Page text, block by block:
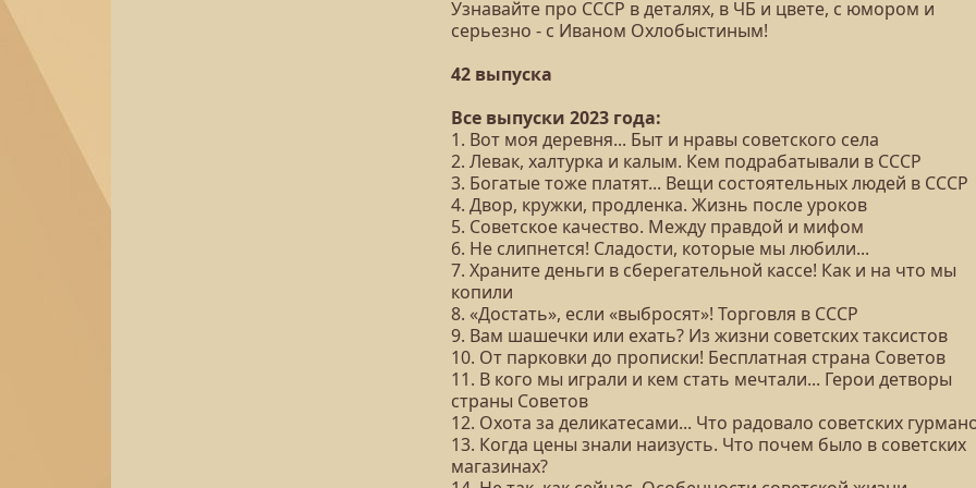
Узнавайте про СССР в деталях, в ЧБ и цвете, с юмором и
серьезно - с Иваном Охлобыстиным!
42 выпуска
Все выпуски 2023 года:
1. Вот моя деревня... Быт и нравы советского села
2. Левак, халтурка и калым. Кем подрабатывали в СССР
3. Богатые тоже платят... Вещи состоятельных людей в СССР
4. Двор, кружки, продленка. Жизнь после уроков
5. Советское качество. Между правдой и мифом
6. Не слипнется! Сладости, которые мы любили...
7. Храните деньги в сберегательной кассе! Как и на что мы
копили
8. «Достать», если «выбросят»! Торговля в СССР
9. Вам шашечки или ехать? Из жизни советских таксистов
10. От парковки до прописки! Бесплатная страна Советов
11. В кого мы играли и кем стать мечтали... Герои детворы
страны Советов
12. Охота за деликатесами... Что радовало советских
13. Когда цены знали наизусть. Что почем было в советских
магазинах?